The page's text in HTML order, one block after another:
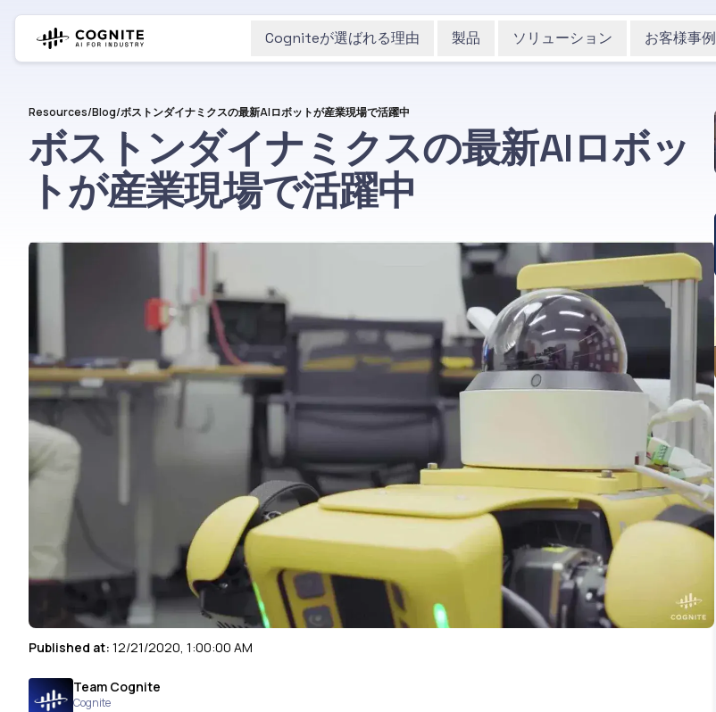
Cogniteが選ばれる理由 製品 ソリューション お客様事例
Resources/Blog/ボストンダイナミクスの最新AIロボットが産業現場で活躍中
ボストンダイナミクスの最新AIロボッ
トが産業現場で活躍中
Published at: 12/21/2020, 1:00:00 AM
Team Cognite
Cognite